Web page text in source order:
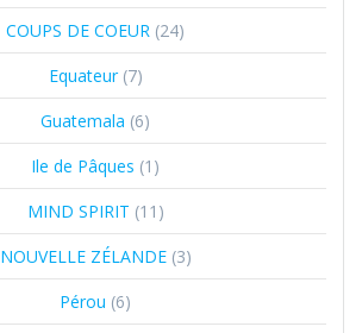
COUPS DE COEUR (24)
Equateur(7)
Guatemala (6)
Ile de Pâques (1)
MIND SPIRIT (11)
NOUVELLE ZÉLANDE(3)
Pérou (6)